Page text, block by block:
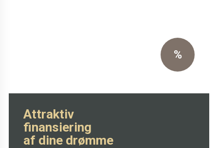
%
Attraktiv
finansiering
af dine drømme